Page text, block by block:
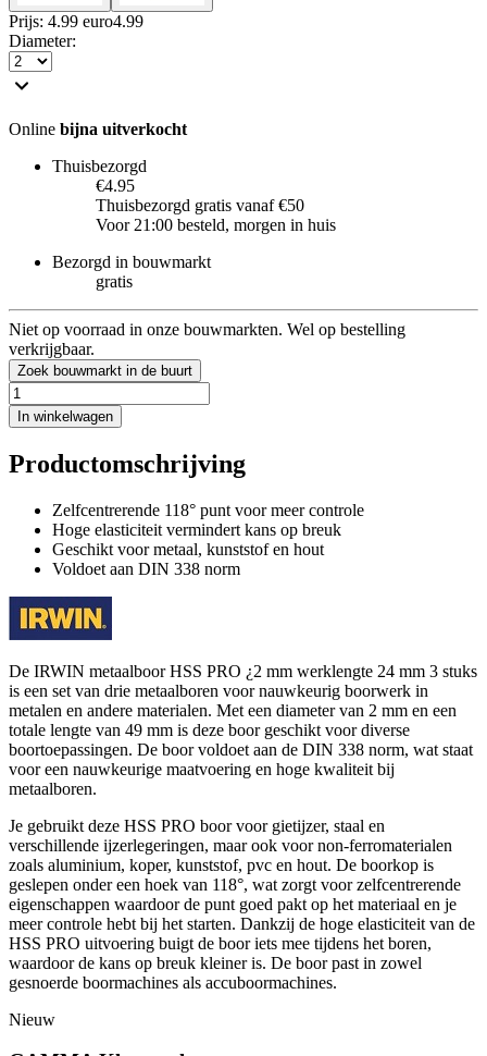
Prijs: 4.99 euro4.99
Diameter:
Online bijna uitverkocht
Thuisbezorgd
€4.95
Thuisbezorgd gratis vanaf €50
Voor 21:00 besteld, morgen in huis
Bezorgd in bouwmarkt
gratis
Niet op voorraad in onze bouwmarkten. Wel op bestelling
verkrijgbaar.
Zoek bouwmarkt in de buurt
In winkelwagen
Productomschrijving
Zelfcentrerende 118° punt voor meer controle
Hoge elasticiteit vermindert kans op breuk
Geschikt voor metaal, kunststof en hout
Voldoet aan DIN 338 norm
De IRWIN metaalboor HSS PRO ¿2 mm werklengte 24 mm 3 stuks
is een set van drie metaalboren voor nauwkeurig boorwerk in
metalen en andere materialen. Met een diameter van 2 mm en een
totale lengte van 49 mm is deze boor geschikt voor diverse
boortoepassingen. De boor voldoet aan de DIN 338 norm, wat staat
voor een nauwkeurige maatvoering en hoge kwaliteit bij
metaalboren.
Je gebruikt deze HSS PRO boor voor gietijzer, staal en
verschillende ijzerlegeringen, maar ook voor non-ferromaterialen
zoals aluminium, koper, kunststof, pvc en hout. De boorkop is
geslepen onder een hoek van 118°, wat zorgt voor zelfcentrerende
eigenschappen waardoor de punt goed pakt op het materiaal en je
meer controle hebt bij het starten. Dankzij de hoge elasticiteit van de
HSS PRO uitvoering buigt de boor iets mee tijdens het boren,
waardoor de kans op breuk kleiner is. De boor past in zowel
gesnoerde boormachines als accuboormachines.
Nieuw